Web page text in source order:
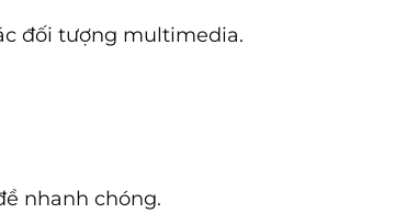
đối tượng multimedia.
nhanh chóng.